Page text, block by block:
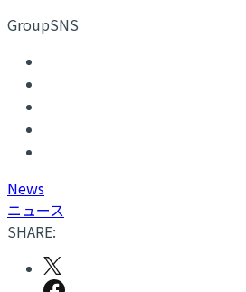
GroupSNS
News
ニュース
SHARE: